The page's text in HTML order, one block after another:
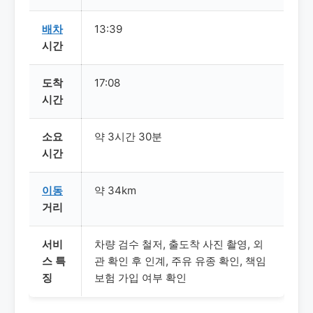
배차
시간
13:39
도착
시간
17:08
소요
시간
약 3시간 30분
이동
거리
약 34km
서비
스 특
징
차량 검수 철저, 출도착 사진 촬영, 외
관 확인 후 인계, 주유 유종 확인, 책임
보험 가입 여부 확인